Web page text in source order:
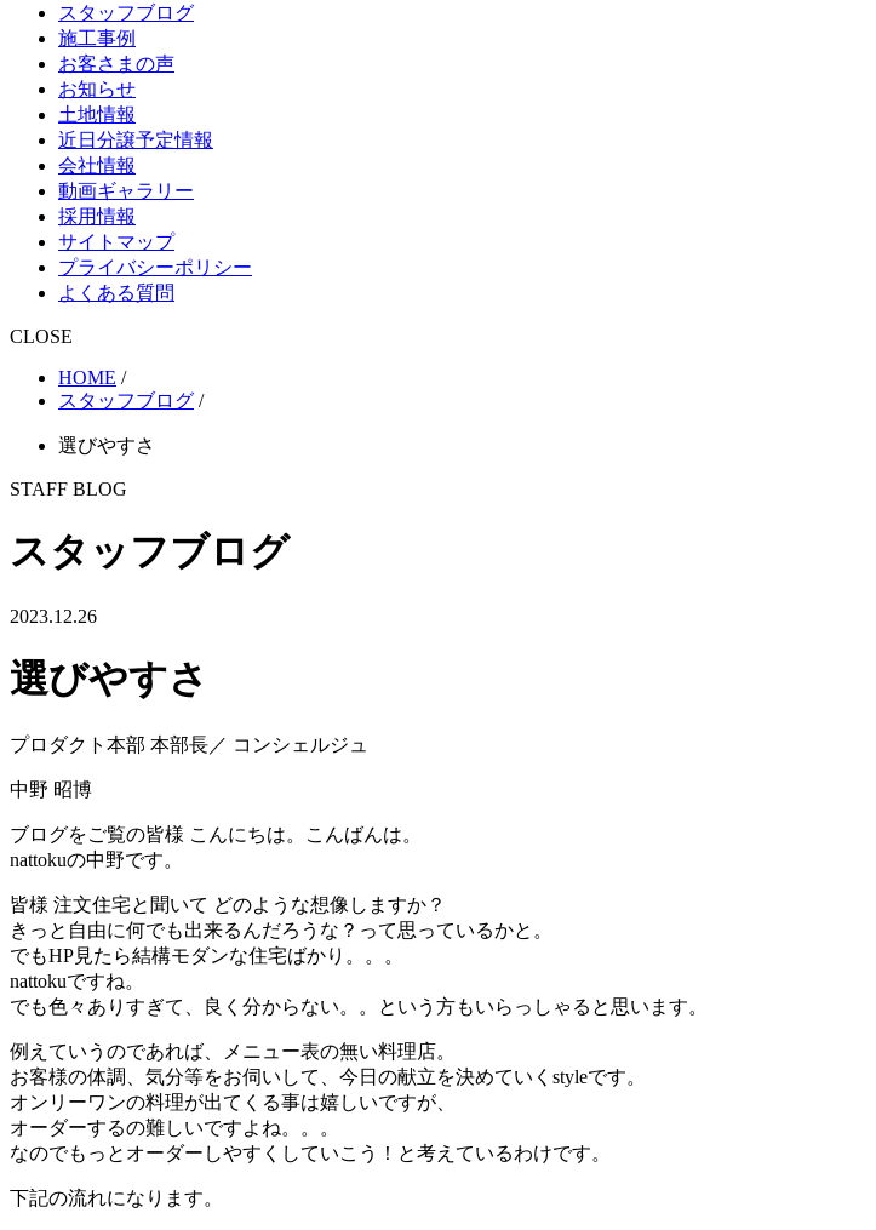
スタッフブログ
施工事例
お客さまの声
お知らせ
土地情報
近日分譲予定情報
会社情報
動画ギャラリー
採用情報
サイトマップ
プライバシーポリシー
よくある質問
CLOSE
HOME /
スタッフブログ /
選びやすさ
STAFF BLOG
スタッフブログ
2023.12.26
選びやすさ
プロダクト本部 本部長／ コンシェルジュ
中野 昭博
ブログをご覧の皆様 こんにちは。こんばんは。
nattokuの中野です。
皆様 注文住宅と聞いて どのような想像しますか？
きっと自由に何でも出来るんだろうな？って思っているかと。
でもHP見たら結構モダンな住宅ばかり。。。
nattokuですね。
でも色々ありすぎて、良く分からない。。という方もいらっしゃると思います。
例えていうのであれば、メニュー表の無い料理店。
お客様の体調、気分等をお伺いして、今日の献立を決めていくstyleです。
オンリーワンの料理が出てくる事は嬉しいですが、
オーダーするの難しいですよね。。。
なのでもっとオーダーしやすくしていこう！と考えているわけです。
下記の流れになります。